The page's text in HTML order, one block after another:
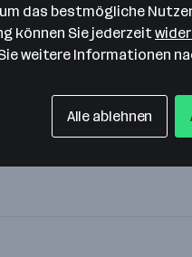
das bestmögliche
können Sie jederzeit
weitere Informationen
Alle ablehnen